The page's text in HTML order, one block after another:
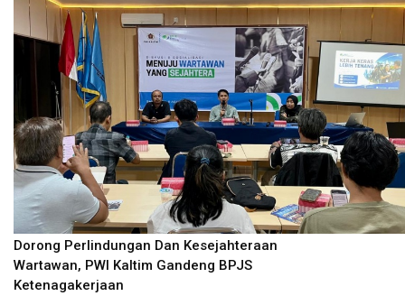
Dorong Perlindungan Dan Kesejahteraan
Wartawan, PWI Kaltim Gandeng BPJS
Ketenagakerjaan